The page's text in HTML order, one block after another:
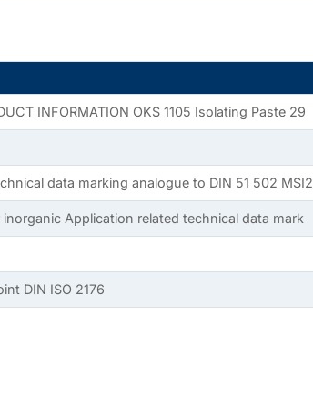
INFORMATION OKS 1105 Isolating Paste 29
data marking analogue to DIN 51 502 MSI2
Application related technical data mark
DIN ISO 2176